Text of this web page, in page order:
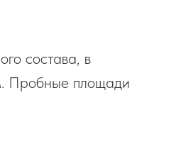
состава, в
Пробные площади